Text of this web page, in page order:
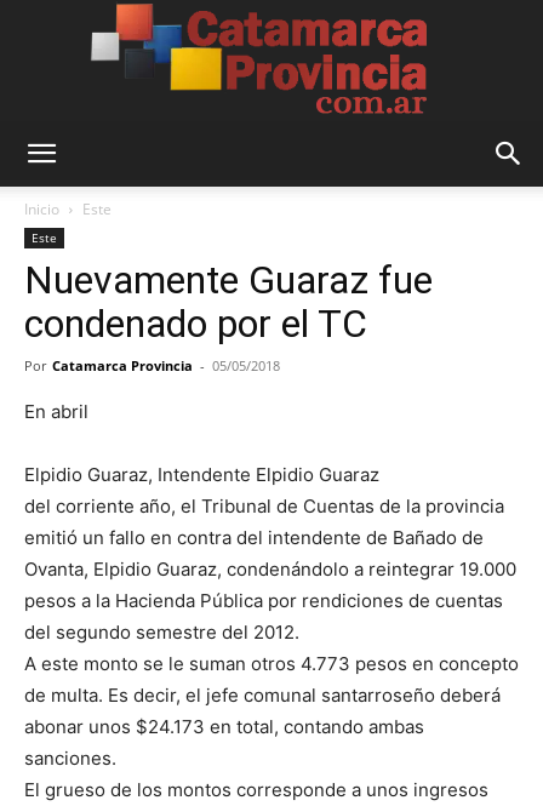
Provincia
Inicio Este
Este
Nuevamente Guaraz fue
condenado por el TC
Por Catamarca Provincia - 05/05/2018
En abril
Elpidio Guaraz, Intendente Elpidio Guaraz
del corriente año, el Tribunal de Cuentas de la provincia
emitió un fallo en contra del intendente de Bañado de
Ovanta, Elpidio Guaraz, condenándolo a reintegrar 19.000
pesos a la Hacienda Pública por rendiciones de cuentas
del segundo semestre del 2012.
A este monto se le suman otros 4.773 pesos en concepto
de multa. Es decir, el jefe comunal santarroseño deberá
abonar unos $24.173 en total, contando ambas
sanciones.
El grueso de los montos corresponde a unos ingresos